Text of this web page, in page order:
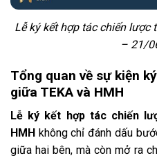
Lễ ký kết hợp tác chiến lược
– 21/
Tổng quan về sự kiện
giữa TEKA và HMH
Lễ ký kết hợp tác chiến
HMH không chỉ đánh dấu
giữa hai bên, mà còn mở ra